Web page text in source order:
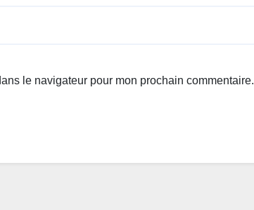
le navigateur pour mon prochain commentaire.